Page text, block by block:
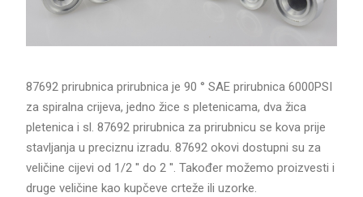
87692 prirubnica prirubnica je 90 ° SAE prirubnica 6000PSI
za spiralna crijeva, jedno žice s pletenicama, dva žica
pletenica i sl. 87692 prirubnica za prirubnicu se kova prije
stavljanja u preciznu izradu. 87692 okovi dostupni su za
veličine cijevi od 1/2 '' do 2 ''. Također možemo proizvesti i
druge veličine kao kupčeve crteže ili uzorke.